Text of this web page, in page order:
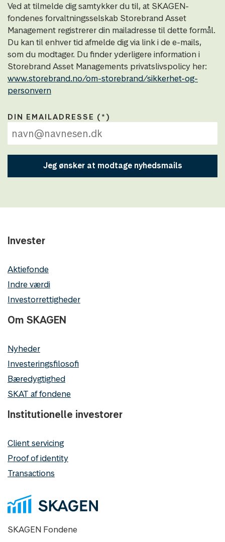
Ved at tilmelde dig samtykker du til, at SKAGEN-
fondenes forvaltningsselskab Storebrand Asset
Management registrerer din mailadresse til dette formål.
Du kan til enhver tid afmelde dig via link i de e-mails,
som du modtager. Du finder yderligere information i
Storebrand Asset Managements privatslivspolicy her:
www.storebrand.no/om-storebrand/sikkerhet-og-
personvern
DIN EMAILADRESSE
Jeg ønsker at modtage nyhedsmails
Invester
Aktiefonde
Indre værdi
Investorrettigheder
Om SKAGEN
Nyheder
Investeringsfilosofi
Bæredygtighed
SKAT af fondene
Institutionelle investorer
Client servicing
Proof of identity
Transactions
SKAGEN Fondene